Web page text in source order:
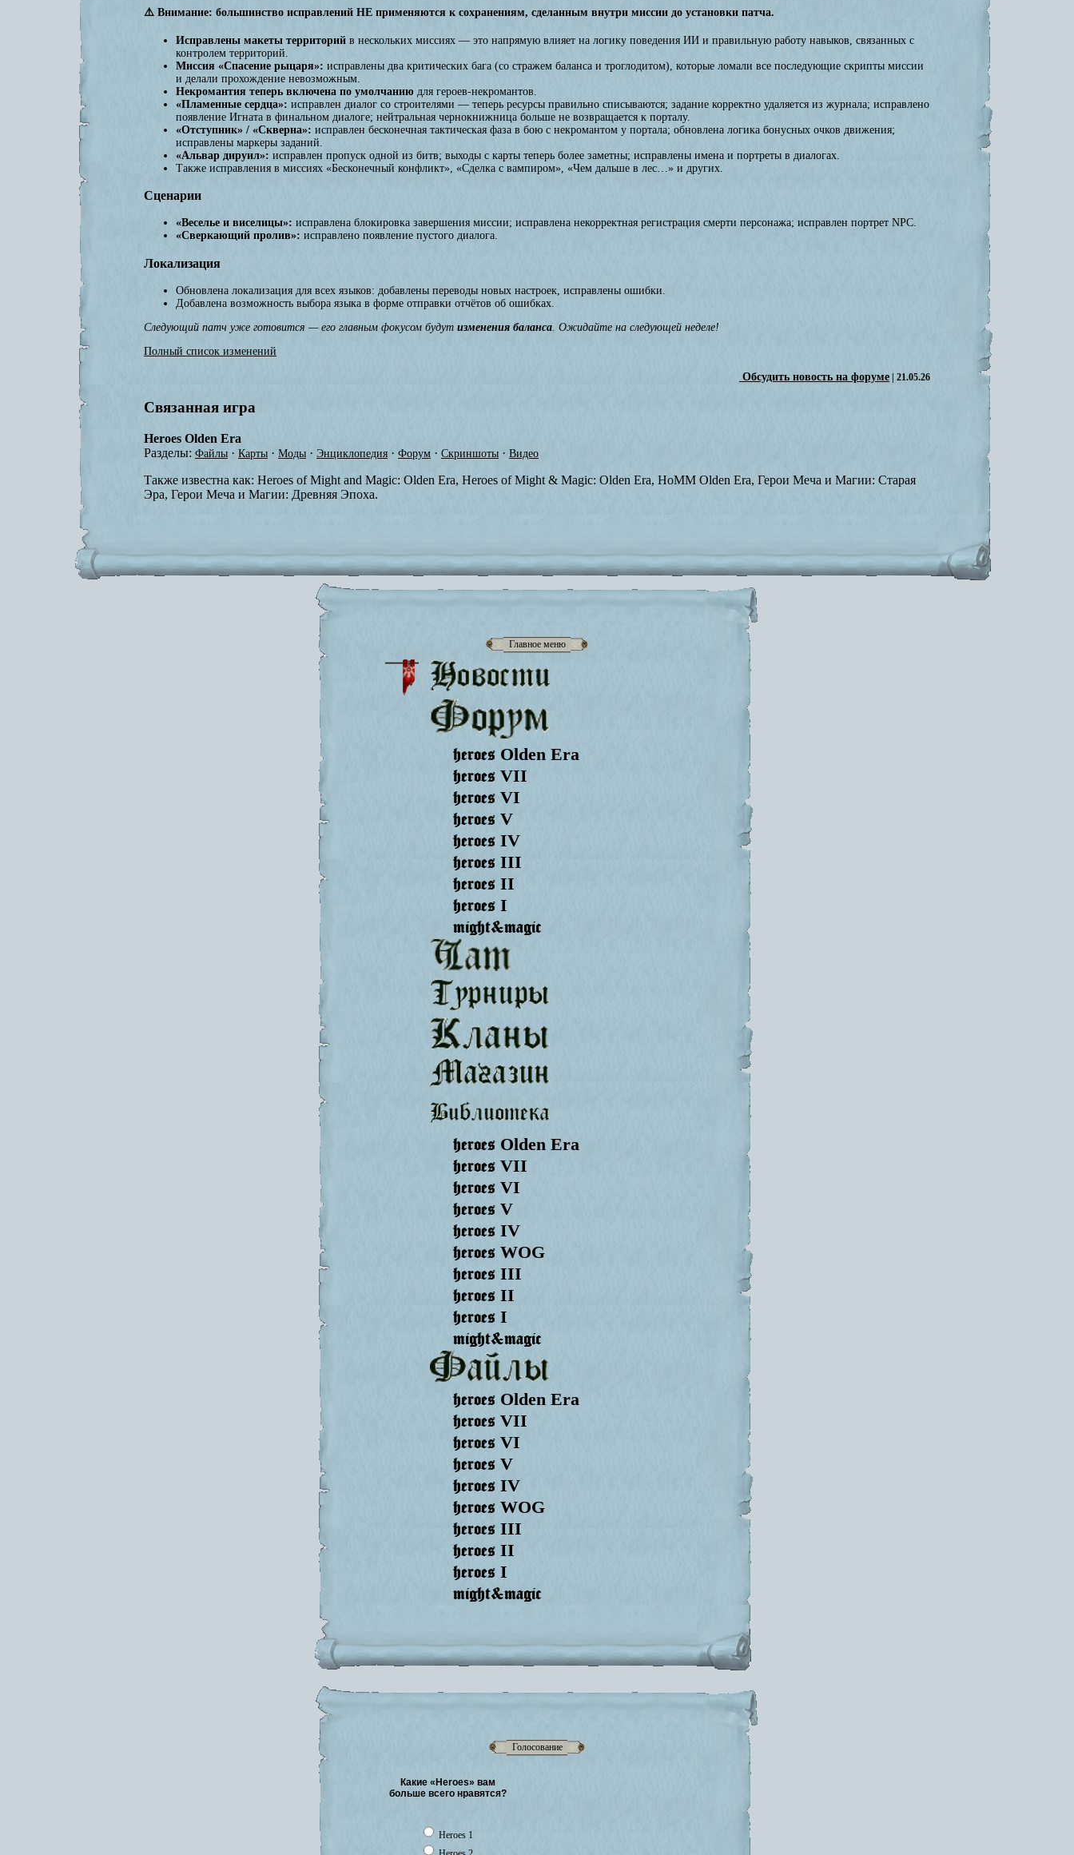
Главное меню
heroes Olden Era
heroes VII
heroes VI
heroes V
heroes IV
heroes III
heroes II
heroes I
might&magic
heroes Olden Era
heroes VII
heroes VI
heroes V
heroes IV
heroes WOG
heroes III
heroes II
heroes I
might&magic
heroes Olden Era
heroes VII
heroes VI
heroes V
heroes IV
heroes WOG
heroes III
heroes II
heroes I
might&magic
Голосование
Какие «Heroes» вам
больше всего нравятся?
Heroes 1
⚠️ Внимание: большинство исправлений НЕ применяются к сохранениям, сделанным внутри миссии до установки патча.
Исправлены макеты территорий в нескольких миссиях — это напрямую влияет на логику поведения ИИ и правильную работу навыков, связанных с
контролем территорий.
Миссия «Спасение рыцаря»: исправлены два критических бага (со стражем баланса и троглодитом), которые ломали все последующие скрипты миссии
и делали прохождение невозможным.
Некромантия теперь включена по умолчанию для героев-некромантов.
«Пламенные сердца»: исправлен диалог со строителями — теперь ресурсы правильно списываются; задание корректно удаляется из журнала; исправлено
появление Игната в финальном диалоге; нейтральная чернокнижница больше не возвращается к порталу.
«Отступник» / «Скверна»: исправлен бесконечная тактическая фаза в бою с некромантом у портала; обновлена логика бонусных очков движения;
исправлены маркеры заданий.
«Альвар дируил»: исправлен пропуск одной из битв; выходы с карты теперь более заметны; исправлены имена и портреты в диалогах.
Также исправления в миссиях «Бесконечный конфликт», «Сделка с вампиром», «Чем дальше в лес…» и других.
Сценарии
«Веселье и виселицы»: исправлена блокировка завершения миссии; исправлена некорректная регистрация смерти персонажа; исправлен портрет NPC.
«Сверкающий пролив»: исправлено появление пустого диалога.
Локализация
Обновлена локализация для всех языков: добавлены переводы новых настроек, исправлены ошибки.
Добавлена возможность выбора языка в форме отправки отчётов об ошибках.
Следующий патч уже готовится — его главным фокусом будут изменения баланса. Ожидайте на следующей неделе!
Полный список изменений
Обсудить новость на форуме | 21.05.26
Связанная игра
Heroes Olden Era
Разделы: Файлы · Карты · Моды · Энциклопедия · Форум · Скриншоты · Видео
Также известна как: Heroes of Might and Magic: Olden Era, Heroes of Might & Magic: Olden Era, HoMM Olden Era, Герои Меча и Магии: Старая
Эра, Герои Меча и Магии: Древняя Эпоха.